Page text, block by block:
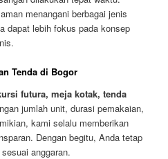
menangani berbagai jenis
dapat lebih fokus pada konsep
Tenda di Bogor
futura, meja kotak, tenda
jumlah unit, durasi pemakaian,
kami selalu memberikan
Dengan begitu, Anda tetap
anggaran.